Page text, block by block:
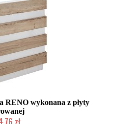
RENO wykonana z płyty
zł